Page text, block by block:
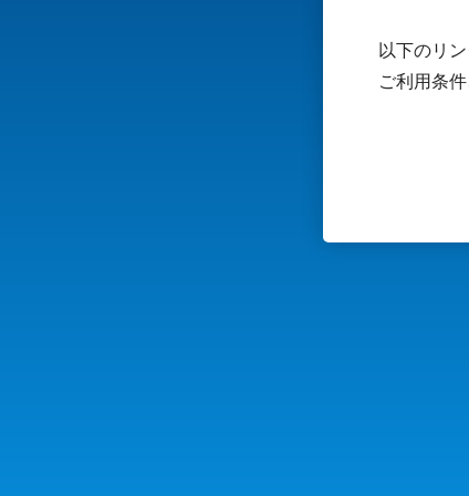
以下のリ
ご利用条